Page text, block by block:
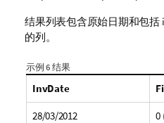
结果列表包含原始日期和包括
的列。
示例 6 结果
InvDate
28/03/2012 0